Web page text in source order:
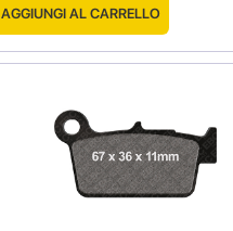
AGGIUNGI AL CARRELLO